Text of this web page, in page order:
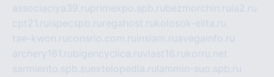
associaciya39.ruprimexpo.spb.rubezmorchin.ru ia2.ru
cpt21.ru ispecspb.ru regahost.rukolosok-elita.ru
tae-kwon.ruconsrio.com.ru insiam.ruavegainfo.ru
archery161.rubigencyclica.ruvlast16.rukorru.net
sarmiento.spb.suextelopedia.ru lammin-suo.spb.ru